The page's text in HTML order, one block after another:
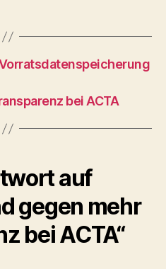
bei ACTA
auf
gegen mehr
bei ACTA“